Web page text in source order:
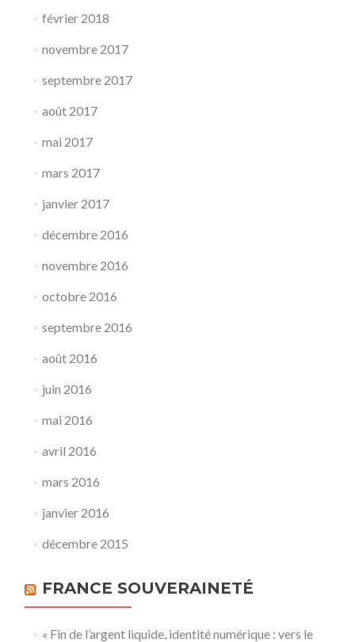
février 2018
novembre 2017
septembre 2017
août 2017
mai 2017
mars 2017
janvier 2017
décembre 2016
novembre 2016
octobre 2016
septembre 2016
août 2016
juin 2016
mai 2016
avril 2016
mars 2016
janvier 2016
décembre 2015
FRANCE SOUVERAINETÉ
« Fin de l’argent liquide, identité numérique : vers le